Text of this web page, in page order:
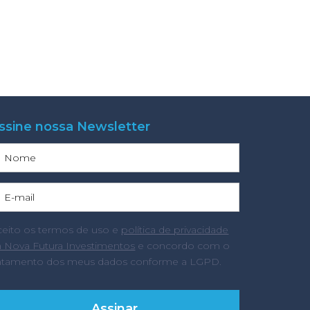
nossa Newsletter
os termos de uso e política de privacidade
Nova Futura Investimentos e concordo com o
dos meus dados conforme a LGPD.